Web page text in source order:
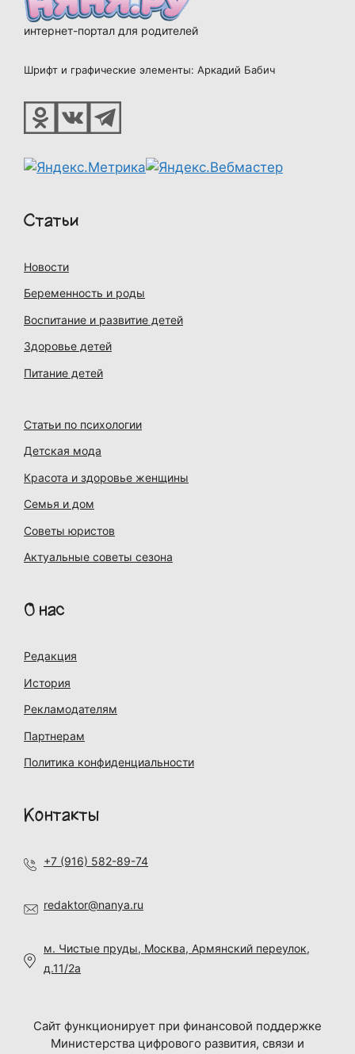
интернет-портал для родителей
Шрифт и графические элементы: Аркадий Бабич
Статьи
Новости
Беременность и роды
Воспитание и развитие детей
Здоровье детей
Питание детей
Статьи по психологии
Детская мода
Красота и здоровье женщины
Семья и дом
Советы юристов
Актуальные советы сезона
О нас
Редакция
История
Рекламодателям
Партнерам
Политика конфиденциальности
Контакты
+7 (916) 582-89-74
redaktor@nanya.ru
м. Чистые пруды, Москва, Армянский переулок,
д.11/2а
Сайт функционирует при финансовой поддержке
Министерства цифрового развития, связи и